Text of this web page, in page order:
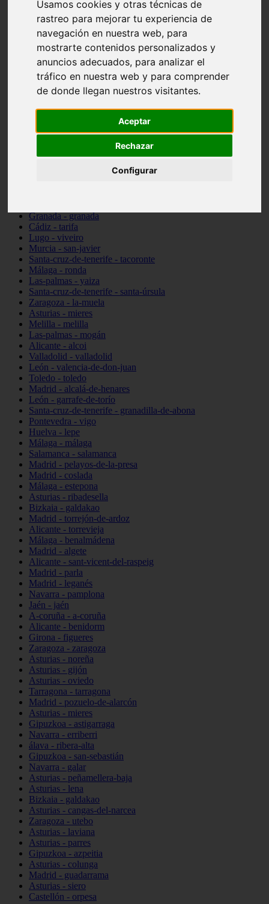
Usamos cookies y otras técnicas de
rastreo para mejorar tu experiencia de
navegación en nuestra web, para
mostrarte contenidos personalizados y
anuncios adecuados, para analizar el
tráfico en nuestra web y para comprender
de donde llegan nuestros visitantes.
Aceptar
Rechazar
Configurar
Madrid - pozuelo-de-alarcón
Teruel - sarrión
Cádiz - algodonales
Illes-balears - inca
Madrid - madrid
Málaga - torremolinos
Asturias - oviedo
Cádiz - el-puerto-de-santa-maría
Asturias - aller
Toledo - illescas
Málaga - marbella
Granada - granada
Cádiz - tarifa
Lugo - viveiro
Murcia - san-javier
Santa-cruz-de-tenerife - tacoronte
Málaga - ronda
Las-palmas - yaiza
Santa-cruz-de-tenerife - santa-úrsula
Zaragoza - la-muela
Asturias - mieres
Melilla - melilla
Las-palmas - mogán
Alicante - alcoi
Valladolid - valladolid
León - valencia-de-don-juan
Toledo - toledo
Madrid - alcalá-de-henares
León - garrafe-de-torío
Santa-cruz-de-tenerife - granadilla-de-abona
Pontevedra - vigo
Huelva - lepe
Málaga - málaga
Salamanca - salamanca
Madrid - pelayos-de-la-presa
Madrid - coslada
Málaga - estepona
Asturias - ribadesella
Bizkaia - galdakao
Madrid - torrejón-de-ardoz
Alicante - torrevieja
Málaga - benalmádena
Madrid - algete
Alicante - sant-vicent-del-raspeig
Madrid - parla
Madrid - leganés
Navarra - pamplona
Jaén - jaén
A-coruña - a-coruña
Alicante - benidorm
Girona - figueres
Zaragoza - zaragoza
Asturias - noreña
Asturias - gijón
Asturias - oviedo
Tarragona - tarragona
Madrid - pozuelo-de-alarcón
Asturias - mieres
Gipuzkoa - astigarraga
Navarra - erriberri
álava - ribera-alta
Gipuzkoa - san-sebastián
Navarra - galar
Asturias - peñamellera-baja
Asturias - lena
Bizkaia - galdakao
Asturias - cangas-del-narcea
Zaragoza - utebo
Asturias - laviana
Asturias - parres
Gipuzkoa - azpeitia
Asturias - colunga
Madrid - guadarrama
Asturias - siero
Castellón - orpesa